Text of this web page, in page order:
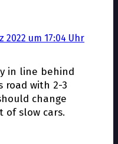
2022 um 17:04 Uhr
in line behind
road with 2-3
change
of slow cars.